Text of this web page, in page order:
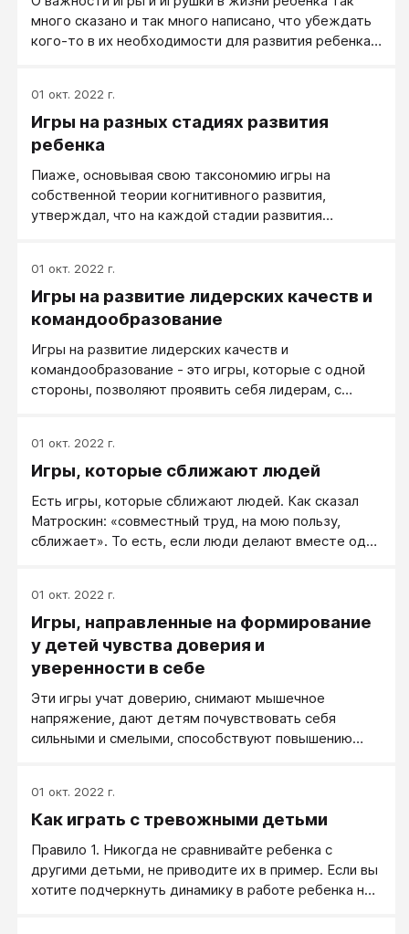
много сказано и так много написано, что убеждать
кого-то в их необходимости для развития ребенка
принципиально важную для развития детского
интеллекта и креативности. Часто детская игра, как
и игра животного, выполняет функцию
происходит освоение внешнего мира, изучение
свойств и особенностей самых разных предметов и
явлений.
01 окт. 2022 г.
Игры на разных стадиях развития
ребенка
Пиаже, основывая свою таксономию игры на
собственной теории когнитивного развития,
утверждал, что на каждой стадии развития
01 окт. 2022 г.
Игры на развитие лидерских качеств и
командообразование
Игры на развитие лидерских качеств и
командообразование - это игры, которые с одной
стороны, позволяют проявить себя лидерам, с
01 окт. 2022 г.
Игры, которые сближают людей
Есть игры, которые сближают людей. Как сказал
Матроскин: «совместный труд, на мою пользу,
сближает». То есть, если люди делают вместе одно
01 окт. 2022 г.
Игры, направленные на формирование
у детей чувства доверия и
уверенности в себе
Эти игры учат доверию, снимают мышечное
напряжение, дают детям почувствовать себя
сильными и смелыми, способствуют повышению
01 окт. 2022 г.
Как играть с тревожными детьми
Правило 1. Никогда не сравнивайте ребенка с
другими детьми, не приводите их в пример. Если вы
хотите подчеркнуть динамику в работе ребенка над